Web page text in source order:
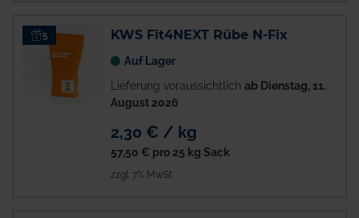
5 KWS Fit4NEXT Rübe N-Fix
Auf Lager
Lieferung voraussichtlich ab Dienstag, 11.
August 2026
2,30 € / kg
57,50 € pro 25 kg Sack
zzgl. 7% MwSt.